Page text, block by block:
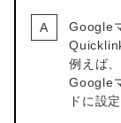
Google
例えば
Google
ドに設